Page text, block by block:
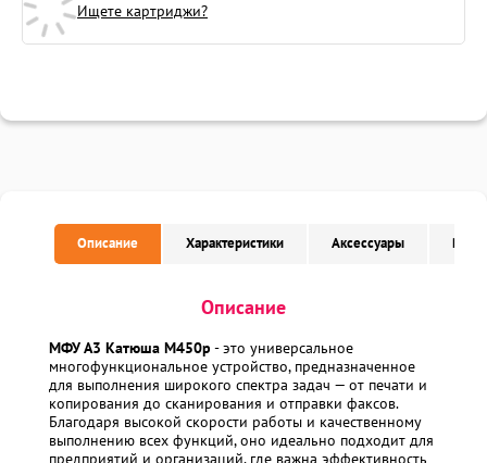
Ищете картриджи?
Описание Характеристики Аксессуары
Описание
МФУ А3 Катюша M450p - это универсальное
многофункциональное устройство, предназначенное
для выполнения широкого спектра задач — от печати и
копирования до сканирования и отправки факсов.
Благодаря высокой скорости работы и качественному
выполнению всех функций, оно идеально подходит для
предприятий и организаций, где важна эффективность